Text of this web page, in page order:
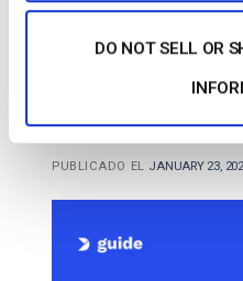
DO NOT SELL OR
vídeo
Qué es un sistema
contenidos de
PUBLICADO EL JANUARY 23,